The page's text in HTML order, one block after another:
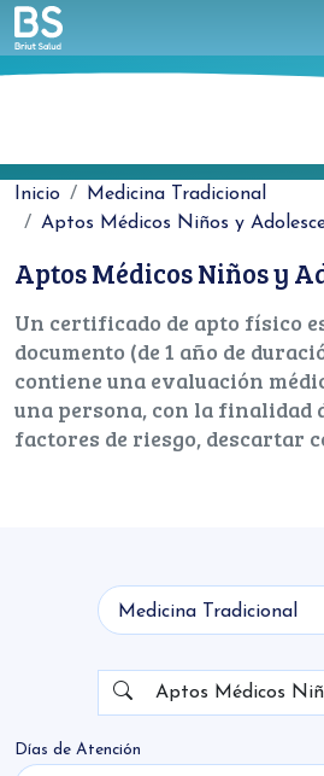
Inicio
Medicina Tradicional
Aptos Médicos Niños y
Aptos Médicos Niños y
Un certificado de apto físico
documento (de 1 año de
contiene una evaluación
una persona, con la finalidad
factores de riesgo, descartar
clínicas de riesgo potencial
etc. Para este tipo de
algunos casos, se puede
del médico una segunda
Días de Atención